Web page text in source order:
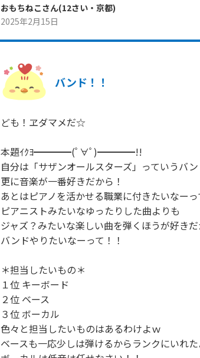
おもちねこさん(12さい・ 京都)
2025年2月15日
バンド！！
ども！ヱダマメだ☆
本題ｲｸﾖ━━━━(ﾟ∀ﾟ)━━━━!!
自分は「サザンオールスターズ」っていうバ
更に音楽が一番好きだから！
あとはピアノを活かせる職業に付きたいなー
ピアニストみたいなゆったりした曲よりも
ジャズ？みたいな楽しい曲を弾くほうが好きだ
バンドやりたいなーって！！
＊担当したいもの＊
１位 キーボード
２位 ベース
３位 ボーカル
色々と担当したいものはあるわけよｗ
ベースも一応少しは弾けるからランクにいれた